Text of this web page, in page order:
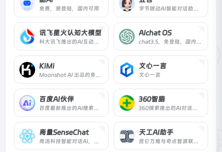
免费，需登陆，国内可用 字节跳动AI智能对话助手，提供问答与创作服务。
讯飞星火认知大模型
科大讯飞推出的AI互动对话工具
AIchat OS
chat3.5，免登陆，国内可用
KiMi
Moonshot AI 出品的免费智能助手
文心一言
文心一言
百度AI伙伴
百度最新推出的AI搜索对话工具
360智脑
360搜索推出的AI对话聊天机器人
商量SenseChat
商汤科技智能对话AI，提供高效便捷交流服务。
天工AI助手
昆仑万维与奇点智源联合研发的对标ChatGPT的大语言模型